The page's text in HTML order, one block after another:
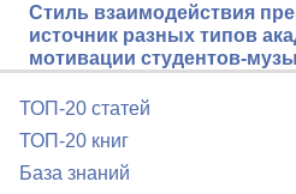
Стиль взаимодействия
источник разных типов
мотивации студентов-
ТОП-20 статей
ТОП-20 книг
База знаний